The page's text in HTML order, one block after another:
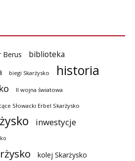
Berus
biblioteka
biegi Skarżysko historia
II wojna światowa
Słowacki Erbel Skarżysko
inwestycje
kolej Skarżysko